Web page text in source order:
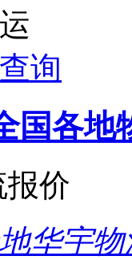
询
国各地
价
华宇物